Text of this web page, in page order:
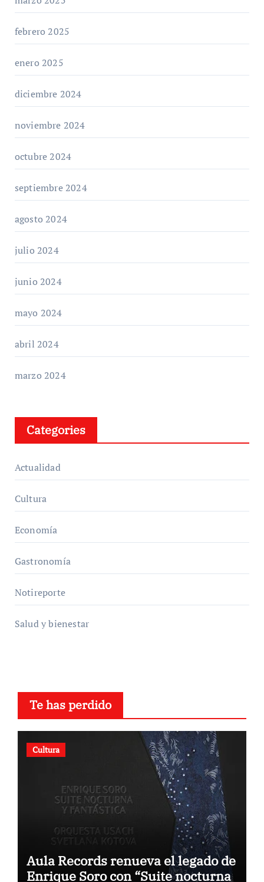
febrero 2025
enero 2025
diciembre 2024
noviembre 2024
octubre 2024
septiembre 2024
agosto 2024
julio 2024
junio 2024
mayo 2024
abril 2024
marzo 2024
Categories
Actualidad
Cultura
Economía
Gastronomía
Notireporte
Salud y bienestar
Te has perdido
Cultura
Aula Records renueva el legado de
Enrique Soro con “Suite nocturna